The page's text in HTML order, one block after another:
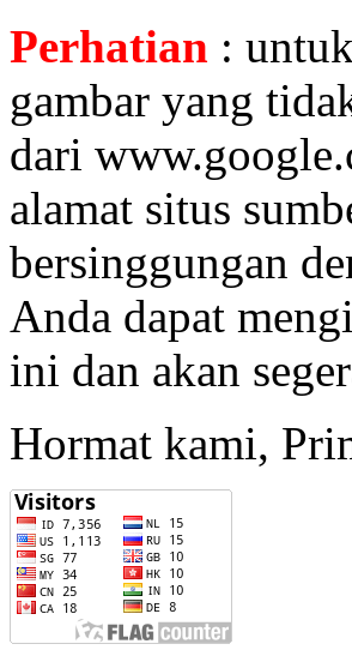
Perhatian :
gambar yang
dari
alamat situs
bersinggungan
Anda dapat
ini dan akan
Hormat kami,